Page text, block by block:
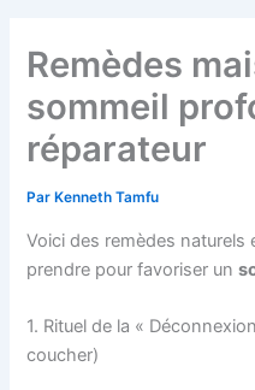
Remèdes
sommeil
réparateur
Par Kenneth Tamfu
Voici des remèdes naturels
prendre pour favoriser un
1. Rituel de la «
coucher)